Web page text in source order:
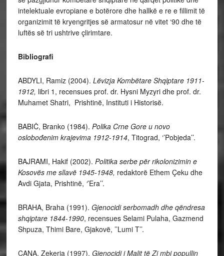
intelektuale evropiane e botërore dhe hallkë e re e fillimit të
organizimit të kryengritjes së armatosur në vitet ‘90 dhe të
luftës së tri ushtrive çlirimtare.
Bibliografi
ABDYLI, Ramiz (2004). Lëvizja Kombëtare Shqiptare 1911-
1912, libri 1, recensues prof. dr. Hysni Myzyri dhe prof. dr.
Muhamet Shatri, Prishtinë, Instituti i Historisë.
BABIĊ, Branko (1984). Polika Crne Gore u novo
oslobođenim krajevima 1912-1914, Titograd, ‘’Pobjeda’’.
BAJRAMI, Hakif (2002). Politika serbe për rikolonizimin e
Kosovës me sllavë 1945-1948, redaktorë Ethem Çeku dhe
Avdi Gjata, Prishtinë, ‘’Era’’.
BRAHA, Braha (1991). Gjenocidi serbomadh dhe qëndresa
shqiptare 1844-1990, recensues Selami Pulaha, Gazmend
Shpuza, Thimi Bare, Gjakovë, ’’Lumi T’’.
CANA, Zekeria (1997). Gjenocidi i Malit të Zi mbi popullin